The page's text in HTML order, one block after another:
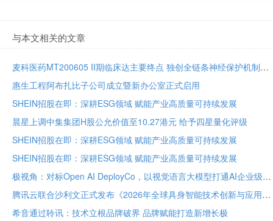
与本文相关的文章
麦科医药MT200605 II期临床达主要终点 独创全链条神经保护机制将亮相国际卒中大会
惠生工程阿布扎比子公司成立暨新办公室正式启用
SHEIN招股在即：深耕ESG领域 赋能产业高质量可持续发展
晨星上调中集集团H股公允价值至10.27港元 给予四星量化评级
SHEIN招股在即：深耕ESG领域 赋能产业高质量可持续发展
SHEIN招股在即：深耕ESG领域 赋能产业高质量可持续发展
极视角：对标Open AI DeployCo，以视觉语言大模型打通AI企业级落地“最后一公里”
腾讯云联合沙利文正式发布《2026年全球具身智能技术创新与应用白皮书》
希音通过聆讯：技术立根品牌破界 品牌赋能打造新增长极